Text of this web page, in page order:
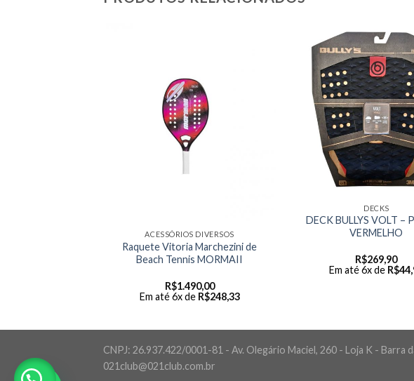
ACESSÓRIOS DIVERSOS
Raquete Vitoria Marchezini de
Beach Tennis MORMAII
R$1.490,00
Em até 6x de R$248,33
DECKS
DECK BULLYS VOLT –
VERMELHO
R$269,90
Em até 6x de R$
CNPJ: 26.937.422/0001-81 - Av. Olegário Maciel, 260 - Loja K - Barra
021club@021club.com.br